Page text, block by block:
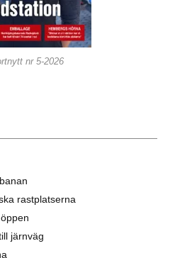
nr 5-2026
rastplatserna
järnväg